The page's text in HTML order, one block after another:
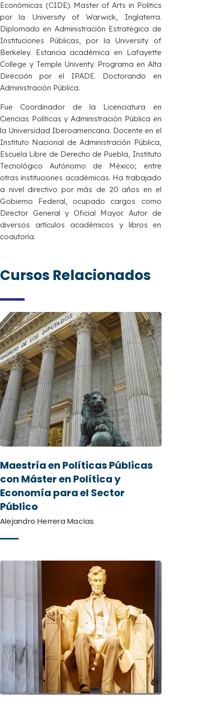
Económicas (CIDE). Master of Arts in Politics
por la University of Warwick, Inglaterra.
Diplomado en Administración Estratégica de
Instituciones Públicas, por la University of
Berkeley. Estancia académica en Lafayette
College y Temple Univerity. Programa en Alta
Dirección por el IPADE. Doctorando en
Administración Pública.
Fue Coordinador de la Licenciatura en
Ciencias Políticas y Administración Pública en
la Universidad Iberoamericana. Docente en el
Instituto Nacional de Administración Pública,
Escuela Libre de Derecho de Puebla, Instituto
Tecnológico Autónomo de México; entre
otras instituciones académicas. Ha trabajado
a nivel directivo por más de 20 años en el
Gobierno Federal, ocupado cargos como
Director General y Oficial Mayor. Autor de
diversos artículos académicos y libros en
coautoría.
Cursos Relacionados
Maestría en Políticas Públicas
con Máster en Política y
Economía para el Sector
Público
Alejandro Herrera Macías